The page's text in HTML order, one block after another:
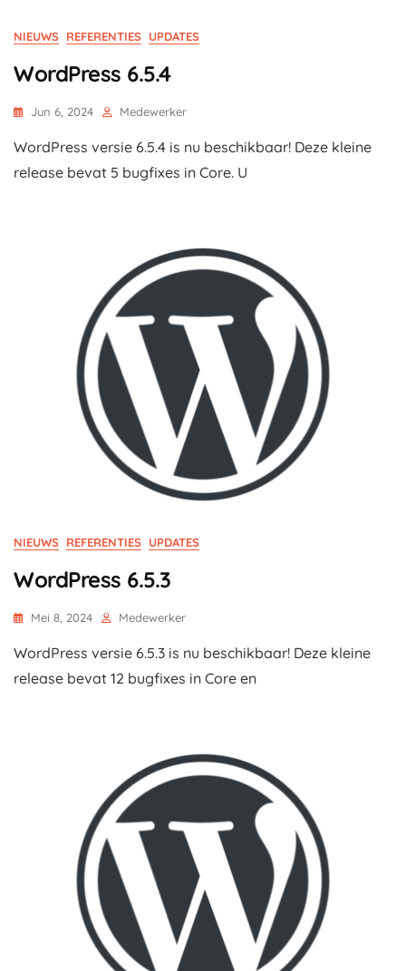
NIEUWS REFERENTIES UPDATES
WordPress 6.5.4
Jun 6, 2024 Medewerker
WordPress versie 6.5.4 is nu beschikbaar! Deze kleine
release bevat 5 bugfixes in Core. U
NIEUWS REFERENTIES UPDATES
WordPress 6.5.3
Mei 8, 2024 Medewerker
WordPress versie 6.5.3 is nu beschikbaar! Deze kleine
release bevat 12 bugfixes in Core en